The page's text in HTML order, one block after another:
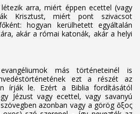
arra, miért éppen ecettel (vagy
Krisztust, miért pont szivacsot
hogyan kerülhetett egyáltalán
akár a római katonák, akár a helyi
más történeteinél is
ezt a részét az
írják le. Ezért a Biblia fordításától
Jézust vagy ecettel, vagy savanyú
azonban vagy a görög ὄξος